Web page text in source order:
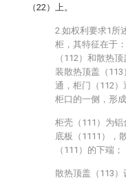
（22）上。
2.如权利要求1所
柜，其特征在于
（112）和散热
装散热顶盖（
通，柜门（112
柜口的一侧，形
柜壳（111）为
底板（1111），
（111）的下端；
散热顶盖（113）